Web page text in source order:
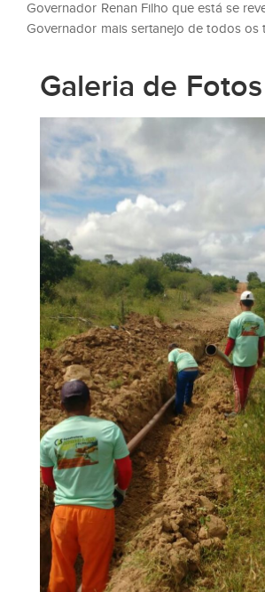
Governador Renan Filho que está se
Governador mais sertanejo de todos os
Galeria de Fotos